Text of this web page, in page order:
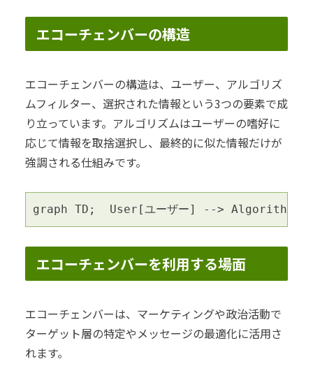
エコーチェンバーの構造
エコーチェンバーの構造は、ユーザー、アルゴリズ
ムフィルター、選択された情報という3つの要素で成
り立っています。アルゴリズムはユーザーの嗜好に
応じて情報を取捨選択し、最終的に似た情報だけが
強調される仕組みです。
graph TD;  User[ユーザー] --> Algorithm[
エコーチェンバーを利用する場面
エコーチェンバーは、マーケティングや政治活動で
ターゲット層の特定やメッセージの最適化に活用さ
れます。